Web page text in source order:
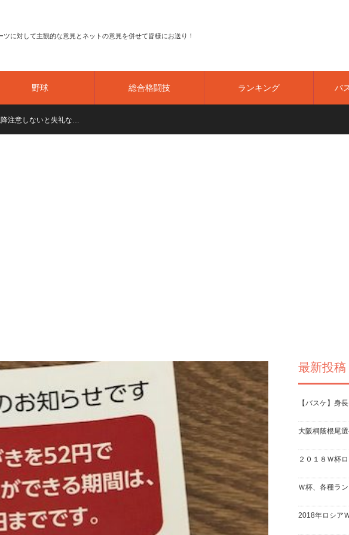
ツに対して主観的な意見とネットの意見を併せて皆様にお送り！
野球 総合格闘技 ランキング バ
注意しないと失礼な…
最新投稿
【バスケ】身
大阪桐蔭根尾
２０１８Ｗ杯
Ｗ杯、各種ラ
2018年ロシア